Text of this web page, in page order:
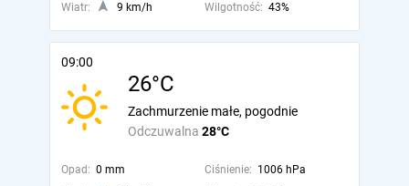
Wiatr:
9 km/h Wilgotność: 43%
09:00
26°C
Odczuwalna 28°C
Zachmurzenie małe, pogodnie
Opad: 0 mm Ciśnienie: 1006 hPa